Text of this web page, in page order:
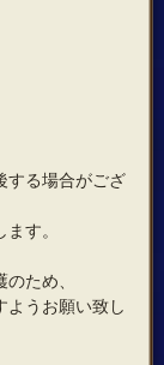
する場合がござ
す。
ため、
ようお願い致し